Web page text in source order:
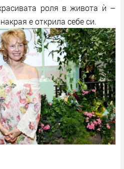
роля в живота ѝ –
е открила себе си.